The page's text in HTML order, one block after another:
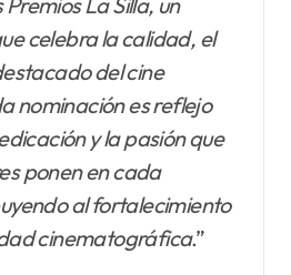
celebra la calidad, el
del cine
nominación es reflejo
y la pasión que
ponen en cada
al fortalecimiento
cinematográfica.”